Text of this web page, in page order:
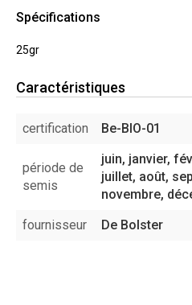
Spécifications
25gr
Caractéristiques
certification Be-BIO-01
période de
semis
juin, janvier,
juillet, août,
novembre,
fournisseur
De Bolster